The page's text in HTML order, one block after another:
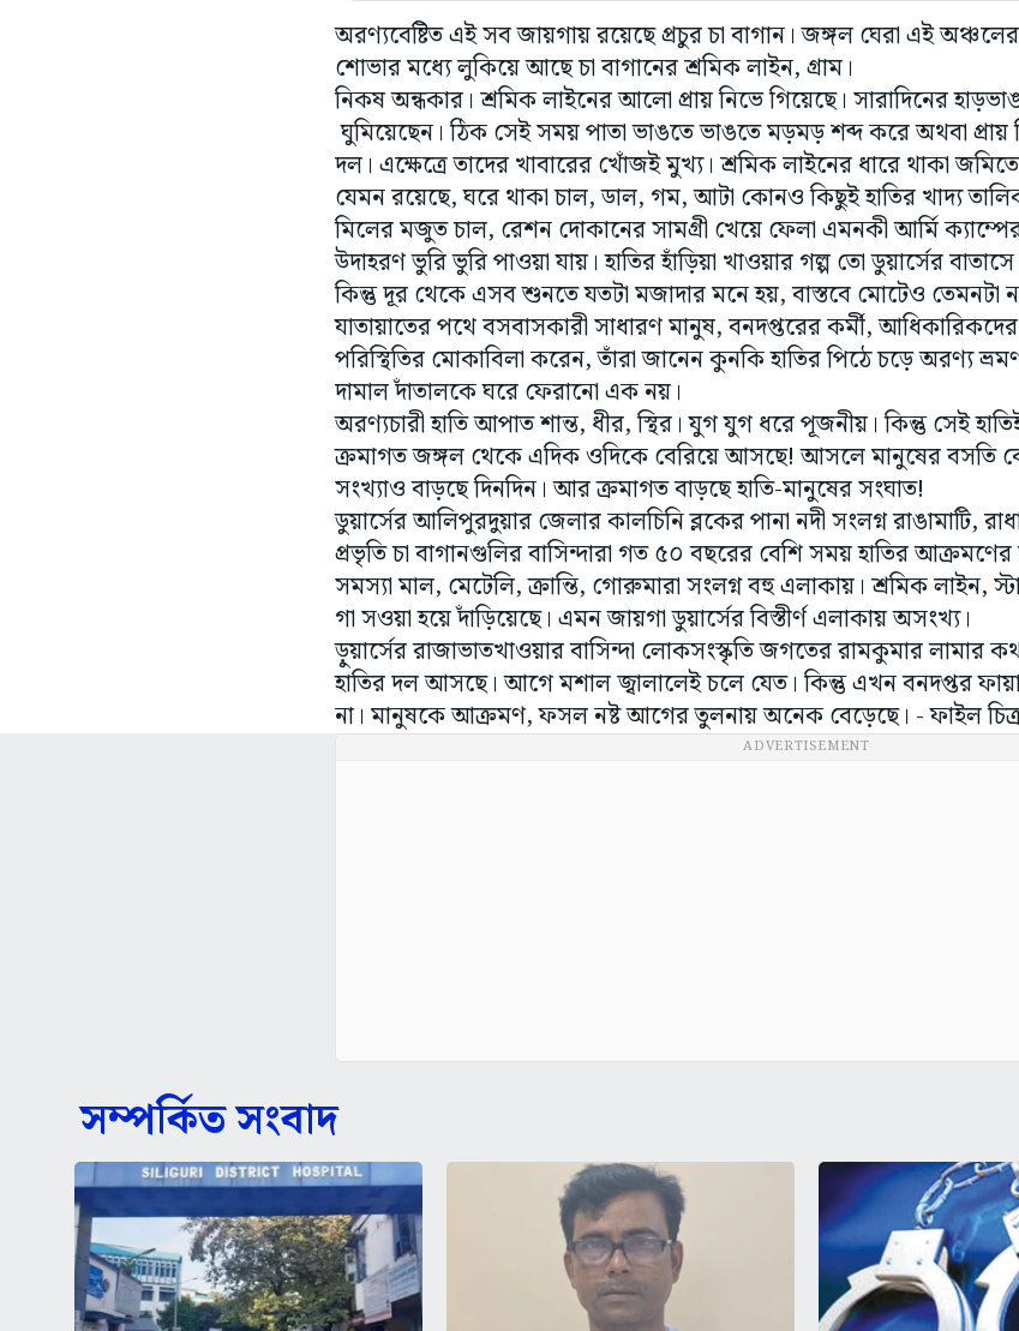
অরণ্যবেষ্টিত এই সব জায়গায় রয়েছে প্রচুর চা বাগান। জঙ্গল ঘেরা এই
শোভার মধ্যে লুকিয়ে আছে চা বাগানের শ্রমিক লাইন, গ্রাম।
নিকষ অন্ধকার। শ্রমিক লাইনের আলো প্রায় নিভে গিয়েছে। সারাদিনের
ঘুমিয়েছেন। ঠিক সেই সময় পাতা ভাঙতে ভাঙতে মড়মড় শব্দ করে অথবা প্রায়
দল। এক্ষেত্রে তাদের খাবারের খোঁজই মুখ্য। শ্রমিক লাইনের ধারে থাকা
যেমন রয়েছে, ঘরে থাকা চাল, ডাল, গম, আটা কোনও কিছুই হাতির খাদ্য
মিলের মজুত চাল, রেশন দোকানের সামগ্রী খেয়ে ফেলা এমনকী আর্মি
উদাহরণ ভুরি ভুরি পাওয়া যায়। হাতির হাঁড়িয়া খাওয়ার গল্প তো ডুয়ার্সের
কিন্তু দূর থেকে এসব শুনতে যতটা মজাদার মনে হয়, বাস্তবে মোটেও তেমনটা
যাতায়াতের পথে বসবাসকারী সাধারণ মানুষ, বনদপ্তরের কর্মী,
পরিস্থিতির মোকাবিলা করেন, তাঁরা জানেন কুনকি হাতির পিঠে চড়ে অরণ্য
দামাল দাঁতালকে ঘরে ফেরানো এক নয়।
অরণ্যচারী হাতি আপাত শান্ত, ধীর, স্থির। যুগ যুগ ধরে পূজনীয়। কিন্তু সেই
ক্রমাগত জঙ্গল থেকে এদিক ওদিকে বেরিয়ে আসছে! আসলে মানুষের বসতি
সংখ্যাও বাড়ছে দিনদিন। আর ক্রমাগত বাড়ছে হাতি-মানুষের সংঘাত!
ডুয়ার্সের আলিপুরদুয়ার জেলার কালচিনি ব্লকের পানা নদী সংলগ্ন রাঙামাটি,
প্রভৃতি চা বাগানগুলির বাসিন্দারা গত ৫০ বছরের বেশি সময় হাতির
সমস্যা মাল, মেটেলি, ক্রান্তি, গোরুমারা সংলগ্ন বহু এলাকায়। শ্রমিক লাইন,
গা সওয়া হয়ে দাঁড়িয়েছে। এমন জায়গা ডুয়ার্সের বিস্তীর্ণ এলাকায় অসংখ্য।
ড়ুয়ার্সের রাজাভাতখাওয়ার বাসিন্দা লোকসংস্কৃতি জগতের রামকুমার লামার
হাতির দল আসছে। আগে মশাল জ্বালালেই চলে যেত। কিন্তু এখন বনদপ্তর
না। মানুষকে আক্রমণ, ফসল নষ্ট আগের তুলনায় অনেক বেড়েছে। - ফাইল
ADVERTISEMENT
সম্পর্কিত সংবাদ